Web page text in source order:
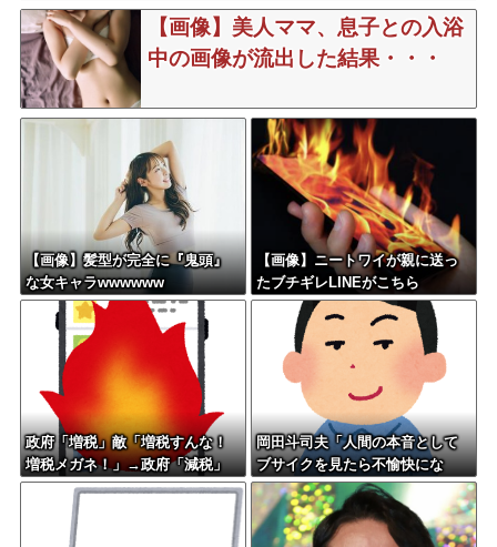
「懲役30年」の判決
【画像】美人ママ、息子との入浴
中の画像が流出した結果・・・
【画像】髪型が完全に『鬼頭』
な女キャラwwwwww
【画像】ニートワイが親に送っ
たブチギレLINEがこちら
政府「増税」敵「増税すんな！
増税メガネ！」→政府「減税」
敵「減税すんな！社会保障どう
なる！」
岡田斗司夫「人間の本音として
ブサイクを見たら不愉快にな
る。この責任をどうとるんだ」